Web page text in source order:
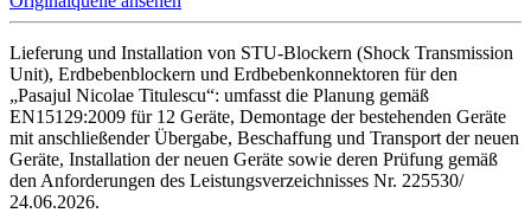
Lieferung und Installation von STU-Blockern (Shock Transmission
Unit), Erdbebenblockern und Erdbebenkonnektoren für den
„Pasajul Nicolae Titulescu“: umfasst die Planung gemäß
EN15129:2009 für 12 Geräte, Demontage der bestehenden Geräte
mit anschließender Übergabe, Beschaffung und Transport der neuen
Geräte, Installation der neuen Geräte sowie deren Prüfung gemäß
den Anforderungen des Leistungsverzeichnisses Nr. 225530/
24.06.2026.